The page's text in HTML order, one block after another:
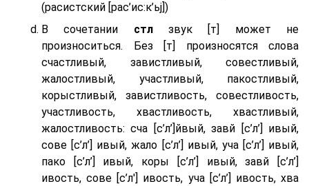
(расистский [рас’ис:к’ьj])
В сочетании стлзвук [т] может не
произноситься. Без [т] произносятся слова
счастливый, завистливый, совестливый,
жалостливый, участливый, пакостливый,
корыстливый, завистливость, совестливость,
участливость, хвастливость, хвастливый,
жалостливость: сча [с’л’]йвый, завй [с’л’] ивый,
сове [с’л’] ивый, жало [с’л’] ивый, уча [с’л’] ивый,
пако [с’л’] ивый, коры [с’л’] ивый, завй [с’л’]
ивость, сове [с’л'] ивость, уча [с’л’] ивость, хва